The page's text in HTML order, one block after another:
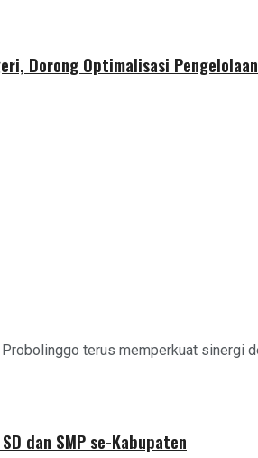
Dorong Optimalisasi
terus memperkuat sinergi
dan SMP se-Kabupaten